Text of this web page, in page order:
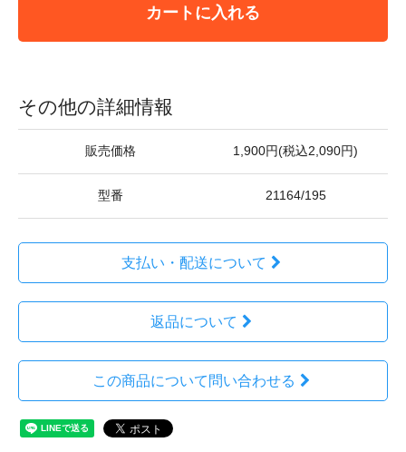
カートに入れる
その他の詳細情報
販売価格 1,900円(税込2,090円)
型番 21164/195
支払い・配送について
返品について
この商品について問い合わせる